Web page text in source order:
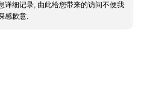
详细记录, 由此给您带来的访问不便我
感歉意.